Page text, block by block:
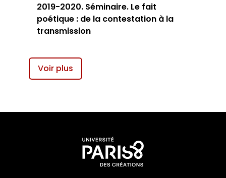
2019-2020. Séminaire. Le fait
poétique : de la contestation à la
transmission
Voir plus